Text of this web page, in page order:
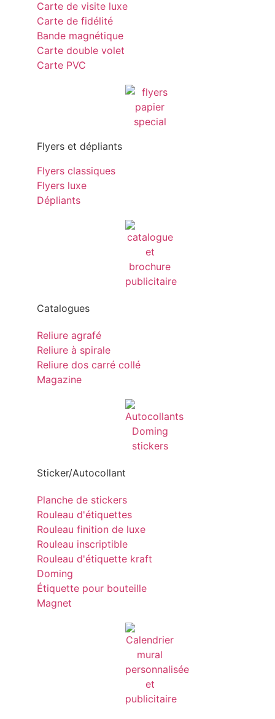
Carte de visite luxe
Carte de fidélité
Bande magnétique
Carte double volet
Carte PVC
Flyers et dépliants
Flyers classiques
Flyers luxe
Dépliants
Catalogues
Reliure agrafé
Reliure à spirale
Reliure dos carré collé
Magazine
Sticker/Autocollant
Planche de stickers
Rouleau d'étiquettes
Rouleau finition de luxe
Rouleau inscriptible
Rouleau d'étiquette kraft
Doming
Étiquette pour bouteille
Magnet